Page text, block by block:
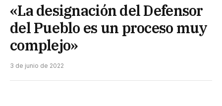
«La designación del Defensor
del Pueblo es un proceso muy
complejo»
3 de junio de 2022